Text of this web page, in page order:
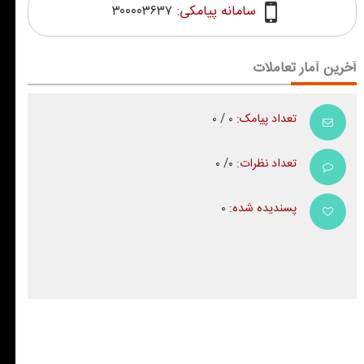
سامانه پیامکی: ۳۰۰۰۰۳۶۳۷
آخرین آمار تعاملات
تعداد پیامک:
تعداد نظرات:
پسندیده شده: